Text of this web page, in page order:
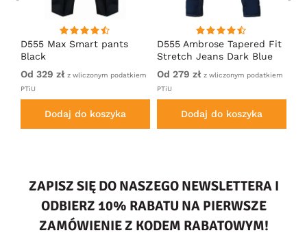
D555 Max Smart pants
Black
Od 329 zł z wliczonym podatkiem
PTiU
Dodaj do koszyka
D555 Ambrose Tapered Fit
Stretch Jeans Dark Blue
Od 279 zł z wliczonym podatkiem
PTiU
Dodaj do koszyka
ZAPISZ SIĘ DO NASZEGO NEWSLETTERA I
ODBIERZ 10% RABATU NA PIERWSZE
ZAMÓWIENIE Z KODEM RABATOWYM!